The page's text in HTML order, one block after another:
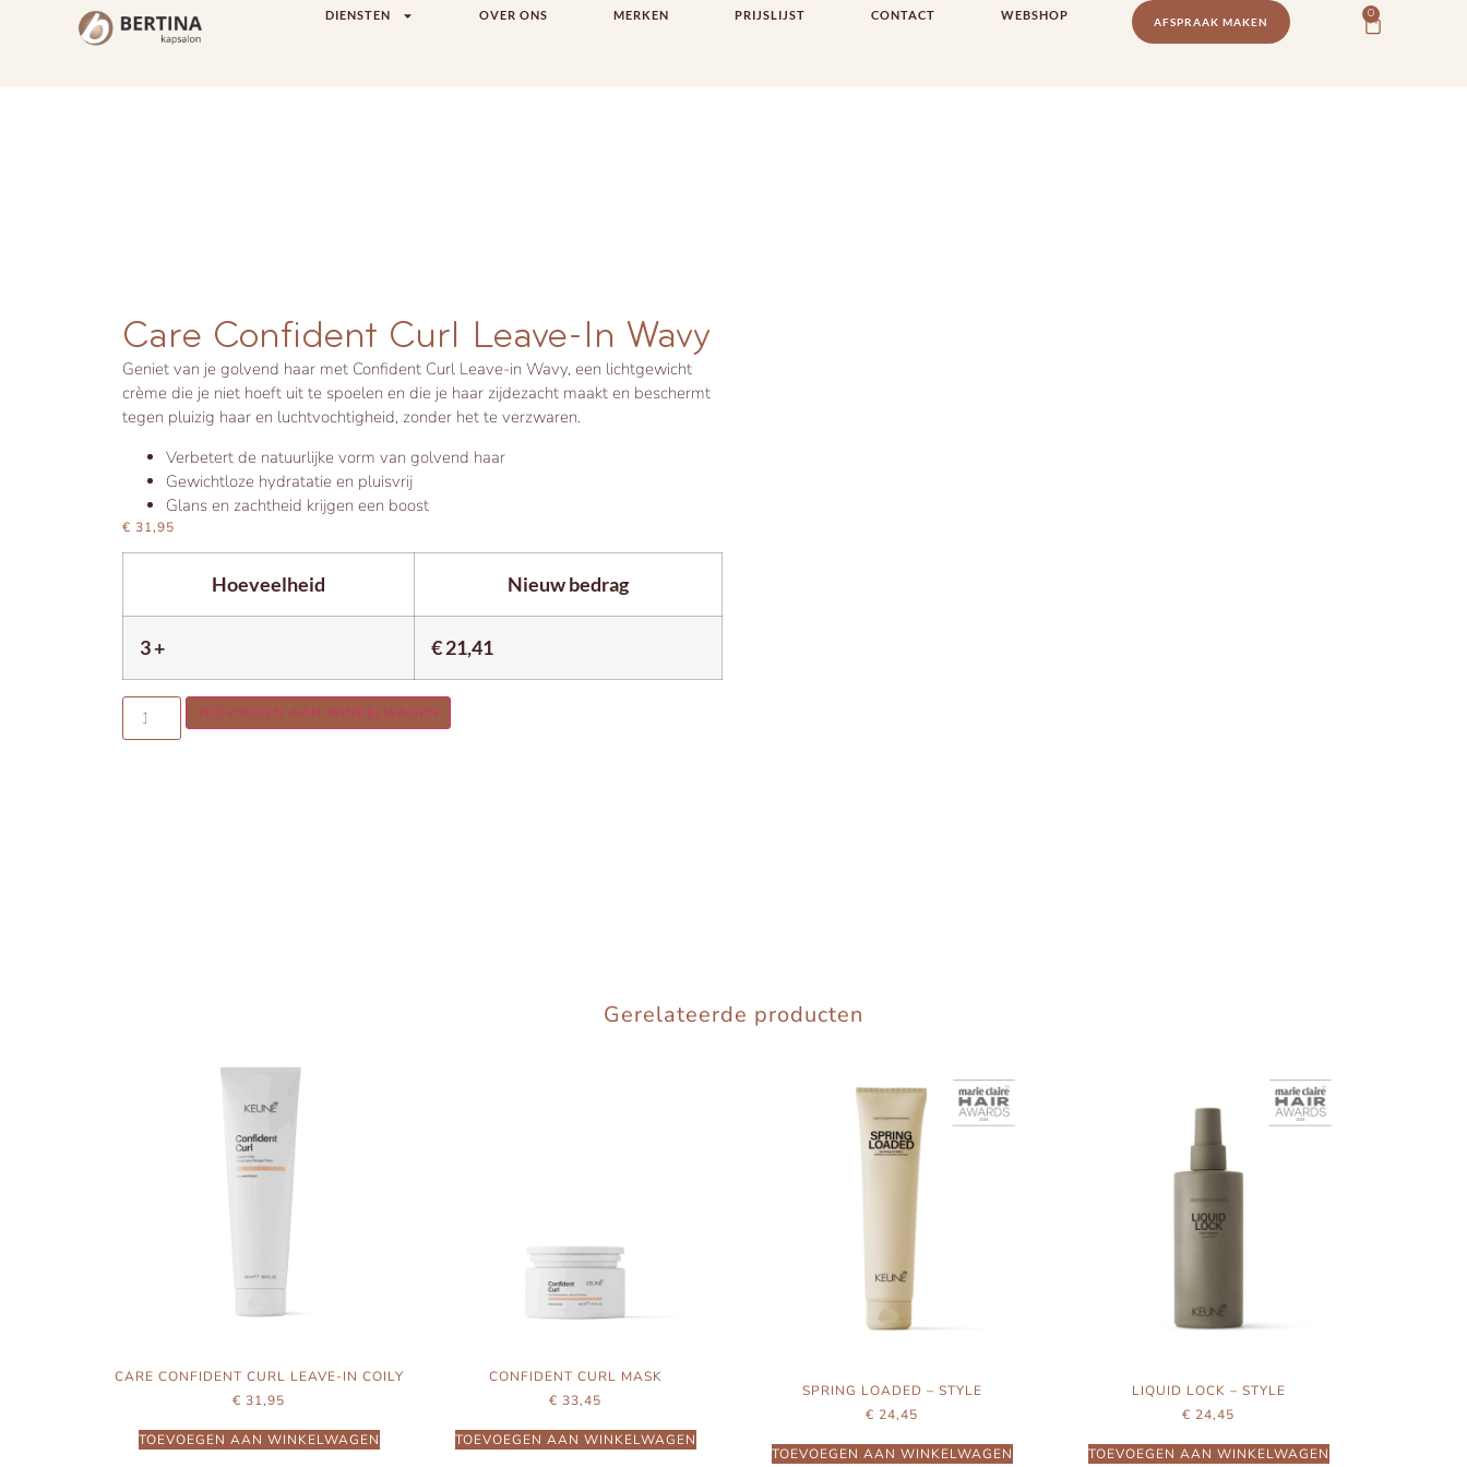
DIENSTEN OVER ONS MERKEN PRIJSLIJST CONTACT WEBSHOP AFSPRAAK MAKEN
0
Care Confident Curl Leave-In Wavy
Geniet van je golvend haar met Confident Curl Leave-in Wavy, een lichtgewicht
crème die je niet hoeft uit te spoelen en die je haar zijdezacht maakt en beschermt
tegen pluizig haar en luchtvochtigheid, zonder het te verzwaren.
Verbetert de natuurlijke vorm van golvend haar
Gewichtloze hydratatie en pluisvrij
Glans en zachtheid krijgen een boost
€ 31,95
Hoeveelheid Nieuw bedrag
3 + €21,41
TOEVOEGEN AAN WINKELWAGEN
Gerelateerde producten
CARE CONFIDENT CURL LEAVE-IN COILY
€ 31,95
TOEVOEGEN AAN WINKELWAGEN
CONFIDENT CURL MASK
€ 33,45
TOEVOEGEN AAN WINKELWAGEN
SPRING LOADED – STYLE
€ 24,45
TOEVOEGEN AAN WINKELWAGEN
LIQUID LOCK – STYLE
€ 24,45
TOEVOEGEN AAN WINKELWAGEN